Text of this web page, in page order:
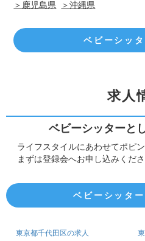
＞鹿児島県
＞沖縄県
ベビーシッ
求人
ベビーシッターと
ライフスタイルにあわせてポピ
まずは登録会へお申し込みくださ
ベビーシッタ
東京都千代田区の求人